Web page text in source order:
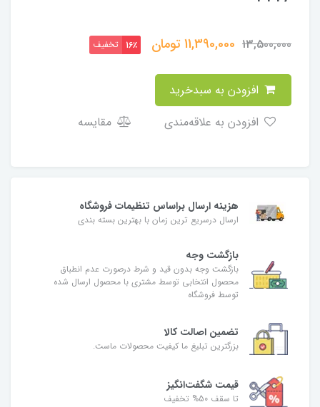
13,500,000
11,390,000تومان 16٪ تخفیف
مقایسه
هزینه ارسال براساس تنظیمات فروشگاه
ارسال درسریع ترین زمان با بهترین بسته بندی
بازگشت وجه
بازگشت وجه بدون قید و شرط درصورت عدم انطباق
محصول انتخابی توسط مشتری با محصول ارسال شده
توسط فروشگاه
تضمین اصالت کالا
بزرگترین تبلیغ ما کیفیت محصولات ماست.
قیمت شگفت‌انگیز
تا سقف 50% تخفیف